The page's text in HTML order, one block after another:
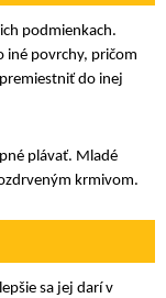
podmienkach.
iné povrchy, pričom
do inej
plávať. Mladé
krmivom.
sa jej darí v